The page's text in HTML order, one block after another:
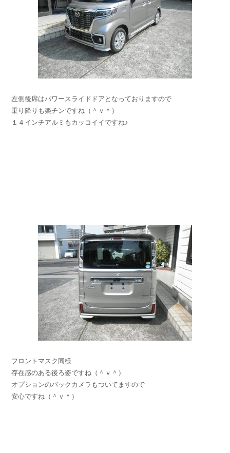
左側後席はパワースライドドアとなっておりますので
乗り降りも楽チンですね（＾ｖ＾）
１４インチアルミもカッコイイですね♪
フロントマスク同様
存在感のある後ろ姿ですね（＾ｖ＾）
オプションのバックカメラもついてますので
安心ですね（＾ｖ＾）